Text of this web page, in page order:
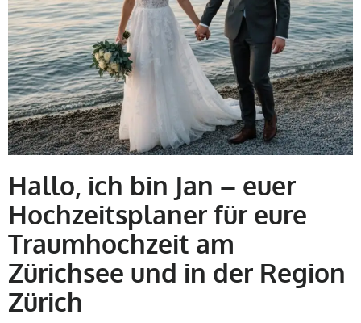
Hallo, ich bin Jan – euer
Hochzeitsplaner für eure
Traumhochzeit am
Zürichsee und in der Region
Zürich